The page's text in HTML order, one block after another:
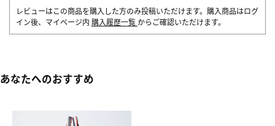
レビューはこの商品を購入した方のみ投稿いただけます。購入商品はログ
イン後、マイページ内 購入履歴一覧 からご確認いただけます。
あなたへのおすすめ